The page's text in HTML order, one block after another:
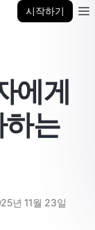
시작하기
에게
는
년 11월 23일